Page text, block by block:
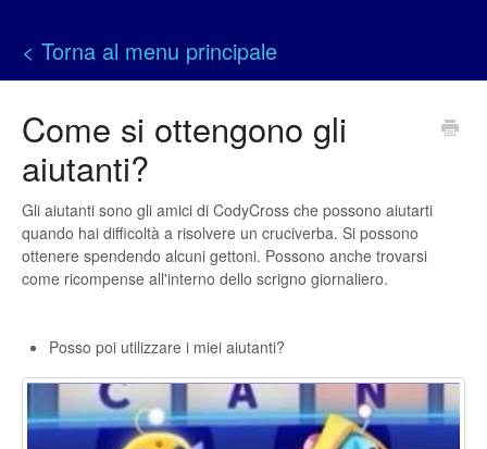
< Torna al menu principale
Come si ottengono gli
aiutanti?
Gli aiutanti sono gli amici di CodyCross che possono aiutarti
quando hai difficoltà a risolvere un cruciverba. Si possono
ottenere spendendo alcuni gettoni. Possono anche trovarsi
come ricompense all'interno dello scrigno giornaliero.
Posso poi utilizzare i miei aiutanti?